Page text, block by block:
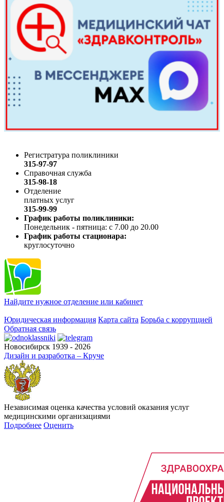
Регистратура поликлиники
315-97-97
Справочная служба
315-98-18
Отделение
платных услуг
315-99-99
График работы поликлиники:
Понедельник - пятница: с 7.00 до 20.00
График работы стационара:
круглосуточно
Найдите нужное отделение или кабинет
Юридическая информация Карта сайта Борьба с коррупцией
Обратная связь
Новосибирск 1939 - 2026
Дизайн и разработка – Круче
Независимая оценка качества условий оказания услуг
медицинскими организациями
Подробнее Оценить